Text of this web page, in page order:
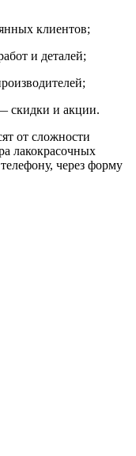
клиентов;
и деталей;
скидки и акции.
от сложности
лакокрасочных
через форму